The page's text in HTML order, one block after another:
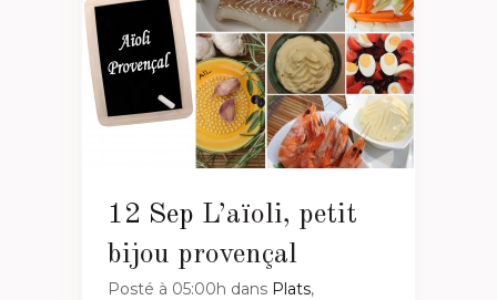
12 Sep L’aïoli, petit
bijou provençal
Posté à 05:00h dans Plats,